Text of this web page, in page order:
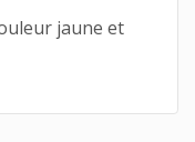
jaune et